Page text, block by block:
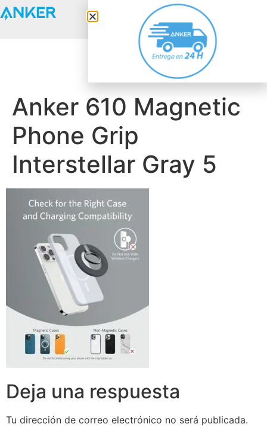
Anker 610 Magnetic
Phone Grip
Interstellar Gray 5
Deja una respuesta
Tu dirección de correo electrónico no será publicada.